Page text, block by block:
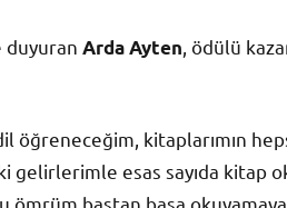
duyuran Arda Ayten , ödülü
öğreneceğim, kitaplarımın
gelirlerimle esas sayıda kitap
baştan başa